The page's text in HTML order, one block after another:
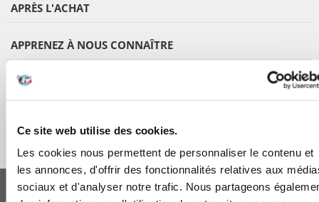
Ce site web utilise des cookies.
Les cookies nous permettent de personnaliser le contenu et
les annonces, d'offrir des fonctionnalités relatives aux
sociaux et d'analyser notre trafic. Nous partageons
APRÈS L'ACHAT
APPRENEZ À NOUS CONNAÎTRE
FERA 24 UG Sede legale: Blankenfelder Dorfstraße 94 15827 Blankenfelde-
Mahlow (Germania) - P.IVA DE317667035